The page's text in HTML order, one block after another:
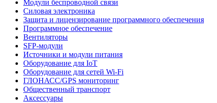
Модули беспроводной связи
Силовая электроника
Защита и лицензирование программного обеспечения
Программное обеспечение
Вентиляторы
SFP-модули
Источники и модули питания
Оборудование для IoT
Оборудование для сетей Wi-Fi
ГЛОНАСС/GPS мониторинг
Общественный транспорт
Аксессуары